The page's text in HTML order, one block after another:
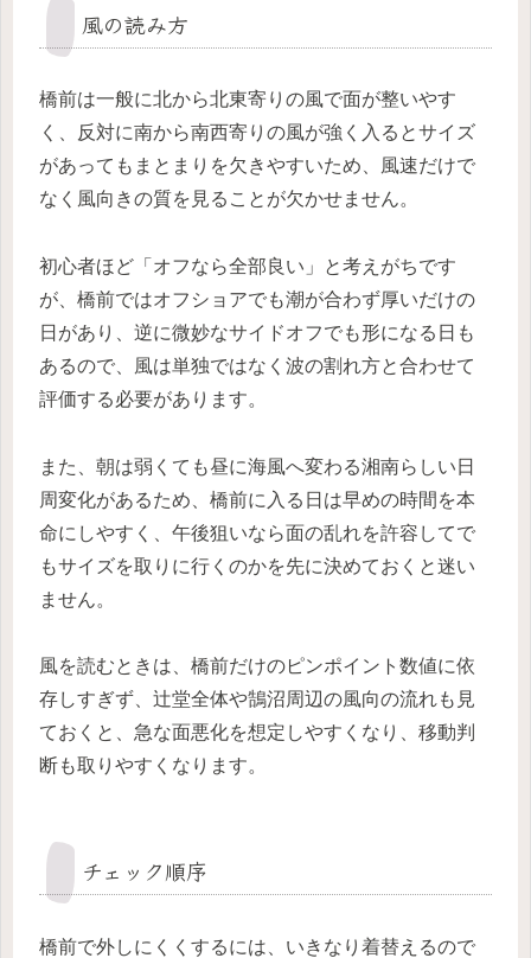
風の読み方
橋前は一般に北から北東寄りの風で面が整いやす
く、反対に南から南西寄りの風が強く入るとサイズ
があってもまとまりを欠きやすいため、風速だけで
なく風向きの質を見ることが欠かせません。
初心者ほど「オフなら全部良い」と考えがちです
が、橋前ではオフショアでも潮が合わず厚いだけの
日があり、逆に微妙なサイドオフでも形になる日も
あるので、風は単独ではなく波の割れ方と合わせて
評価する必要があります。
また、朝は弱くても昼に海風へ変わる湘南らしい日
周変化があるため、橋前に入る日は早めの時間を本
命にしやすく、午後狙いなら面の乱れを許容してで
もサイズを取りに行くのかを先に決めておくと迷い
ません。
風を読むときは、橋前だけのピンポイント数値に依
存しすぎず、辻堂全体や鵠沼周辺の風向の流れも見
ておくと、急な面悪化を想定しやすくなり、移動判
断も取りやすくなります。
チェック順序
橋前で外しにくくするには、いきなり着替えるので